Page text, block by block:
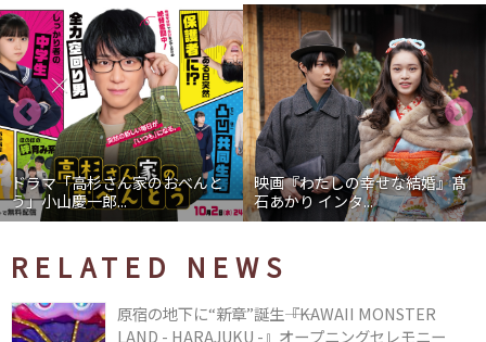
ドラマ「高杉さん家のおべんと
う」小山慶一郎...
映画『わたしの幸せな結婚』髙
石あかり インタ...
RELATED NEWS
原宿の地下に“新章”誕生――『KAWAII MONSTER
LAND - HARAJUKU -』オープニングセレモニー